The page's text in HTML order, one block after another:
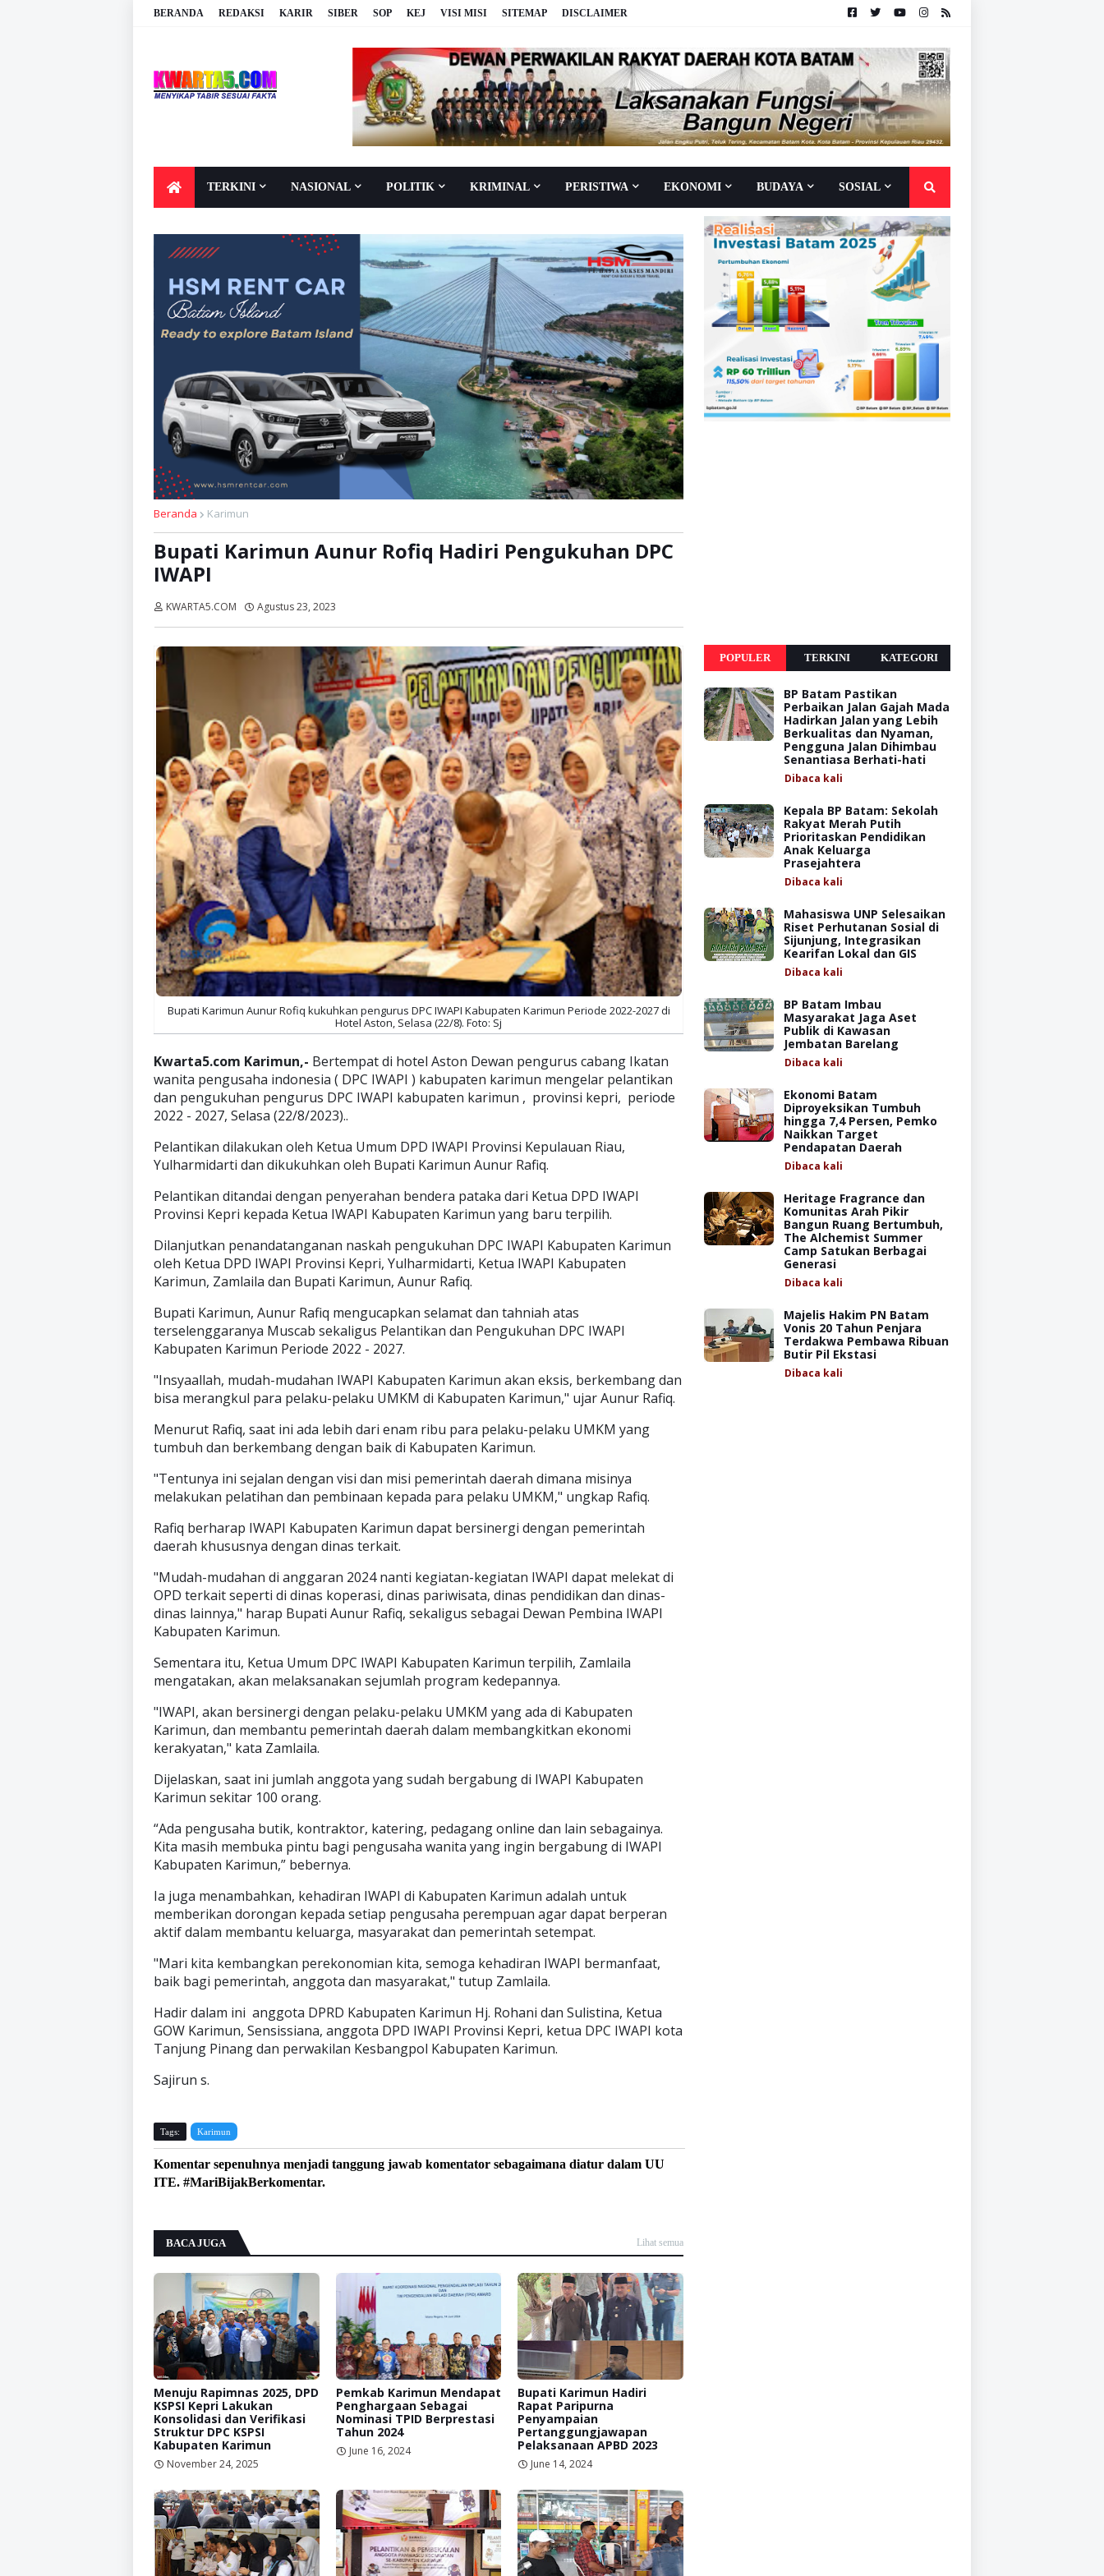
BERANDA REDAKSI KARIR SIBER SOP KEJ VISI MISI SITEMAP DISCLAIMER
TERKINI NASIONAL POLITIK KRIMINAL PERISTIWA EKONOMI BUDAYA SOSIAL
Beranda Karimun
Bupati Karimun Aunur Rofiq Hadiri Pengukuhan DPC
IWAPI
KWARTA5.COM Agustus 23, 2023
Bupati Karimun Aunur Rofiq kukuhkan pengurus DPC IWAPI Kabupaten Karimun Periode 2022-2027 di
Hotel Aston, Selasa (22/8). Foto: Sj
Kwarta5.com Karimun,- Bertempat di hotel Aston Dewan pengurus cabang Ikatan
wanita pengusaha indonesia ( DPC IWAPI ) kabupaten karimun mengelar pelantikan
dan pengukuhan pengurus DPC IWAPI kabupaten karimun , provinsi kepri, periode
2022 - 2027, Selasa (22/8/2023)..
Pelantikan dilakukan oleh Ketua Umum DPD IWAPI Provinsi Kepulauan Riau,
Yulharmidarti dan dikukuhkan oleh Bupati Karimun Aunur Rafiq.
Pelantikan ditandai dengan penyerahan bendera pataka dari Ketua DPD IWAPI
Provinsi Kepri kepada Ketua IWAPI Kabupaten Karimun yang baru terpilih.
Dilanjutkan penandatanganan naskah pengukuhan DPC IWAPI Kabupaten Karimun
oleh Ketua DPD IWAPI Provinsi Kepri, Yulharmidarti, Ketua IWAPI Kabupaten
Karimun, Zamlaila dan Bupati Karimun, Aunur Rafiq.
Bupati Karimun, Aunur Rafiq mengucapkan selamat dan tahniah atas
terselenggaranya Muscab sekaligus Pelantikan dan Pengukuhan DPC IWAPI
Kabupaten Karimun Periode 2022 - 2027.
"Insyaallah, mudah-mudahan IWAPI Kabupaten Karimun akan eksis, berkembang dan
bisa merangkul para pelaku-pelaku UMKM di Kabupaten Karimun," ujar Aunur Rafiq.
Menurut Rafiq, saat ini ada lebih dari enam ribu para pelaku-pelaku UMKM yang
tumbuh dan berkembang dengan baik di Kabupaten Karimun.
"Tentunya ini sejalan dengan visi dan misi pemerintah daerah dimana misinya
melakukan pelatihan dan pembinaan kepada para pelaku UMKM," ungkap Rafiq.
Rafiq berharap IWAPI Kabupaten Karimun dapat bersinergi dengan pemerintah
daerah khususnya dengan dinas terkait.
"Mudah-mudahan di anggaran 2024 nanti kegiatan-kegiatan IWAPI dapat melekat di
OPD terkait seperti di dinas koperasi, dinas pariwisata, dinas pendidikan dan dinas-
dinas lainnya," harap Bupati Aunur Rafiq, sekaligus sebagai Dewan Pembina IWAPI
Kabupaten Karimun.
Sementara itu, Ketua Umum DPC IWAPI Kabupaten Karimun terpilih, Zamlaila
mengatakan, akan melaksanakan sejumlah program kedepannya.
"IWAPI, akan bersinergi dengan pelaku-pelaku UMKM yang ada di Kabupaten
Karimun, dan membantu pemerintah daerah dalam membangkitkan ekonomi
kerakyatan," kata Zamlaila.
Dijelaskan, saat ini jumlah anggota yang sudah bergabung di IWAPI Kabupaten
Karimun sekitar 100 orang.
“Ada pengusaha butik, kontraktor, katering, pedagang online dan lain sebagainya.
Kita masih membuka pintu bagi pengusaha wanita yang ingin bergabung di IWAPI
Kabupaten Karimun,” bebernya.
Ia juga menambahkan, kehadiran IWAPI di Kabupaten Karimun adalah untuk
memberikan dorongan kepada setiap pengusaha perempuan agar dapat berperan
aktif dalam membantu keluarga, masyarakat dan pemerintah setempat.
"Mari kita kembangkan perekonomian kita, semoga kehadiran IWAPI bermanfaat,
baik bagi pemerintah, anggota dan masyarakat," tutup Zamlaila.
Hadir dalam ini anggota DPRD Kabupaten Karimun Hj. Rohani dan Sulistina, Ketua
GOW Karimun, Sensissiana, anggota DPD IWAPI Provinsi Kepri, ketua DPC IWAPI kota
Tanjung Pinang dan perwakilan Kesbangpol Kabupaten Karimun.
Sajirun s.
Tags: Karimun
Komentar sepenuhnya menjadi tanggung jawab komentator sebagaimana diatur dalam UU
ITE. #MariBijakBerkomentar.
BACA JUGA Lihat semua
Menuju Rapimnas 2025, DPD
KSPSI Kepri Lakukan
Konsolidasi dan Verifikasi
Struktur DPC KSPSI
Kabupaten Karimun
November 24, 2025
Pemkab Karimun Mendapat
Penghargaan Sebagai
Nominasi TPID Berprestasi
Tahun 2024
June 16, 2024
Bupati Karimun Hadiri
Rapat Paripurna
Penyampaian
Pertanggungjawapan
Pelaksanaan APBD 2023
June 14, 2024
POPULER TERKINI KATEGORI
BP Batam Pastikan
Perbaikan Jalan Gajah Mada
Hadirkan Jalan yang Lebih
Berkualitas dan Nyaman,
Pengguna Jalan Dihimbau
Senantiasa Berhati-hati
Dibaca kali
Kepala BP Batam: Sekolah
Rakyat Merah Putih
Prioritaskan Pendidikan
Anak Keluarga
Prasejahtera
Dibaca kali
Mahasiswa UNP Selesaikan
Riset Perhutanan Sosial di
Sijunjung, Integrasikan
Kearifan Lokal dan GIS
Dibaca kali
BP Batam Imbau
Masyarakat Jaga Aset
Publik di Kawasan
Jembatan Barelang
Dibaca kali
Ekonomi Batam
Diproyeksikan Tumbuh
hingga 7,4 Persen, Pemko
Naikkan Target
Pendapatan Daerah
Dibaca kali
Heritage Fragrance dan
Komunitas Arah Pikir
Bangun Ruang Bertumbuh,
The Alchemist Summer
Camp Satukan Berbagai
Generasi
Dibaca kali
Majelis Hakim PN Batam
Vonis 20 Tahun Penjara
Terdakwa Pembawa Ribuan
Butir Pil Ekstasi
Dibaca kali